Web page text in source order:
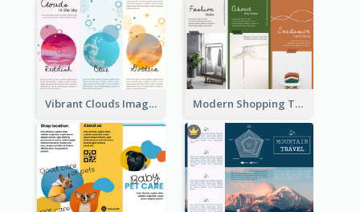
Vibrant Clouds Imagery Tri Fold Brochure Modern Shopping Tri Fold Brochure